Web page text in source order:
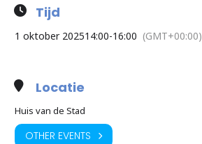
Tijd
1 oktober 202514:00-16:00 (GMT+00:00)
Locatie
Huis van de Stad
OTHER EVENTS